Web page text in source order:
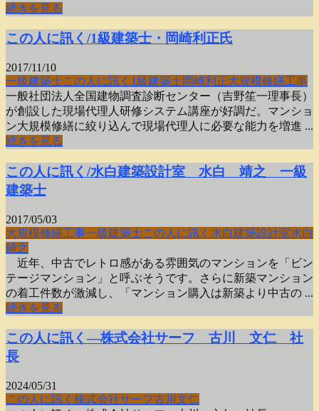
続きを見る
この人に訊く/1級建築士・岡崎利正氏
2017/11/10
一級建築士この人に訊く 1級建築士岡崎利正大規模修繕工事
一般社団法人全国建物調査診断センター（吉野笙一理事長）
が創設した現場代理人研修システム講座が好調だ。マンショ
ン大規模修繕に絞り込んで現場代理人に必要な能力を増進 ...
続きを見る
この人に訊く/水白建築設計室 水白 靖之 一級
建築士
2017/05/03
大規模修繕工事一級建築士この人に訊く 水白建築設計室水白
靖之
近年、中古でレトロ感がある雰囲気のマンションを「ビン
テージマンション」と呼ぶそうです。さらに新築マンション
の着工件数が激減し、「マンション購入は新築より中古の ...
続きを見る
この人に訊く―株式会社サーフ 古川 文仁 社
長
2024/05/31
この人に訊く 株式会社サーフ古川文仁